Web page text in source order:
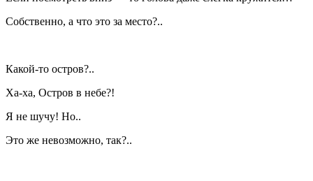
Собственно, а что это за место?..
Какой-то остров?..
Ха-ха, Остров в небе?!
Я не шучу! Но..
Это же невозможно, так?..